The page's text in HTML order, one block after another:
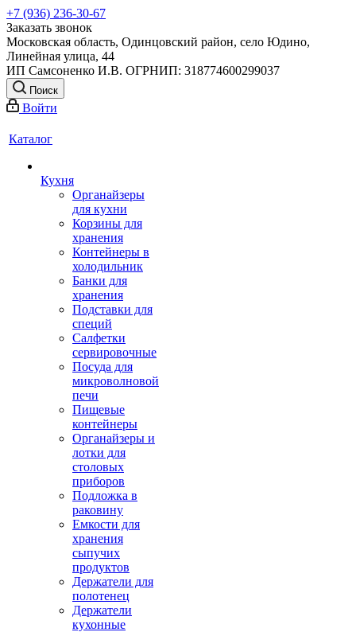
+7 (936) 236-30-67
Заказать звонок
Московская область, Одинцовский район, село Юдино,
Линейная улица, 44
ИП Самсоненко И.В. ОГРНИП: 318774600299037
Поиск
Войти
Каталог
Кухня
Органайзеры
для кухни
Корзины для
хранения
Контейнеры в
холодильник
Банки для
хранения
Подставки для
специй
Салфетки
сервировочные
Посуда для
микроволновой
печи
Пищевые
контейнеры
Органайзеры и
лотки для
столовых
приборов
Подложка в
раковину
Емкости для
хранения
сыпучих
продуктов
Держатели для
полотенец
Держатели
кухонные